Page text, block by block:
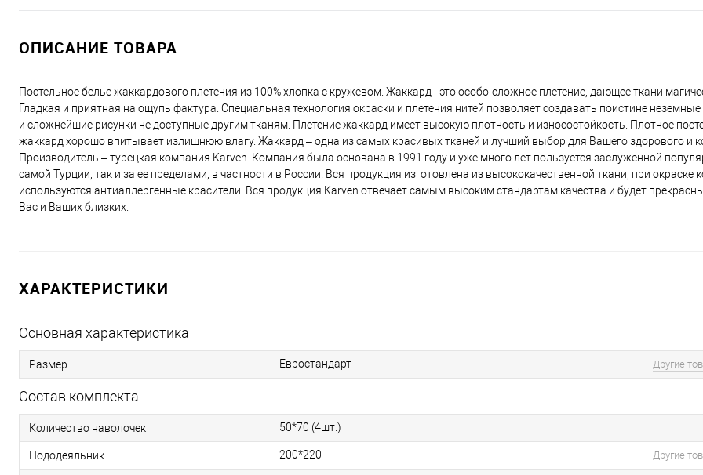
ОПИСАНИЕ ТОВАРА
Постельное белье жаккардового плетения из 100% хлопка с кружевом. Жаккард - это особо-сложное плетение, дающее ткани
Гладкая и приятная на ощупь фактура. Специальная технология окраски и плетения нитей позволяет создавать поистине
и сложнейшие рисунки не доступные другим тканям. Плетение жаккард имеет высокую плотность и износостойкость. Плотное
жаккард хорошо впитывает излишнюю влагу. Жаккард – одна из самых красивых тканей и лучший выбор для Вашего здорового и
Производитель – турецкая компания Karven. Компания была основана в 1991 году и уже много лет пользуется заслуженной
самой Турции, так и за ее пределами, в частности в России. Вся продукция изготовлена из высококачественной ткани, при окраске
используются антиаллергенные красители. Вся продукция Karven отвечает самым высоким стандартам качества и будет
Вас и Ваших близких.
ХАРАКТЕРИСТИКИ
Основная характеристика
Размер Евростандарт Другие
Состав комплекта
Количество наволочек 50*70 (4шт.)
Пододеяльник 200*220 Другие